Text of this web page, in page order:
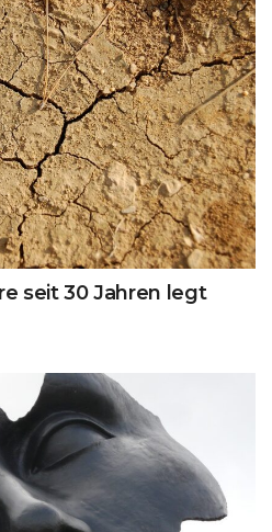
seit 30 Jahren legt